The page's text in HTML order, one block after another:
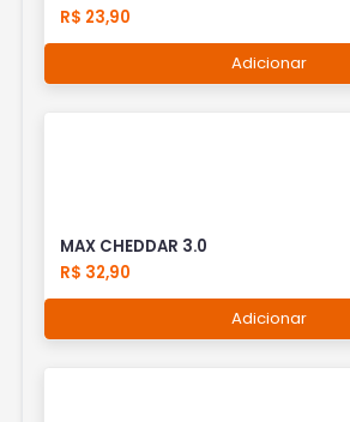
R$ 23,90
Adicionar
MAX CHEDDAR 3.0
R$ 32,90
Adicionar